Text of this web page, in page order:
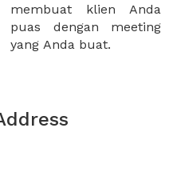
yang Anda buat.